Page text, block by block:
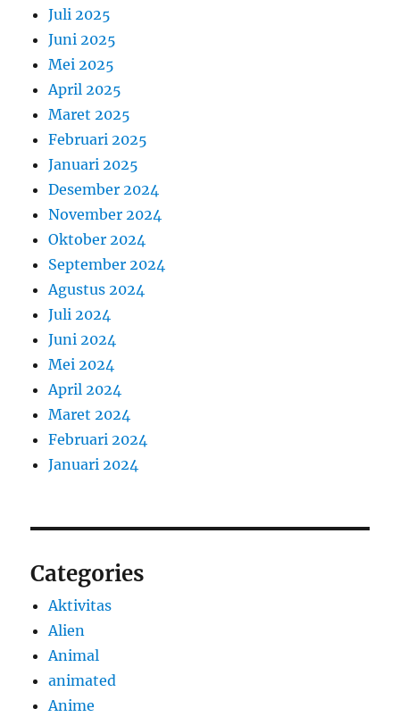
Juli 2025
Juni 2025
Mei 2025
April 2025
Maret 2025
Februari 2025
Januari 2025
Desember 2024
November 2024
Oktober 2024
September 2024
Agustus 2024
Juli 2024
Juni 2024
Mei 2024
April 2024
Maret 2024
Februari 2024
Januari 2024
Categories
Aktivitas
Alien
Animal
animated
Anime